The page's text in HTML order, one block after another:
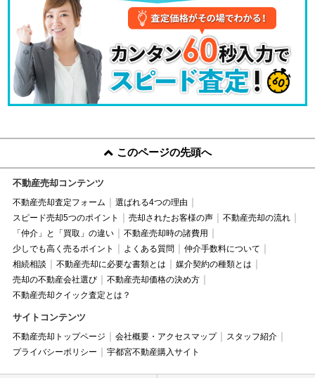
このページの先頭へ
不動産売却コンテンツ
不動産売却査定フォーム
選ばれる4つの理由
スピード売却5つのポイント
売却されたお客様の声
不動産売却の流れ
「仲介」と「買取」の違い
不動産売却時の諸費用
少しでも高く売るポイント
よくある質問
仲介手数料について
相続相談
不動産売却に必要な書類とは
媒介契約の種類とは
売却の不動産会社選び
不動産売却価格の決め方
不動産売却クイック査定とは？
サイトコンテンツ
不動産売却トップページ 会社概要・アクセスマップ
スタッフ紹介
プライバシーポリシー
宇都宮不動産購入サイト